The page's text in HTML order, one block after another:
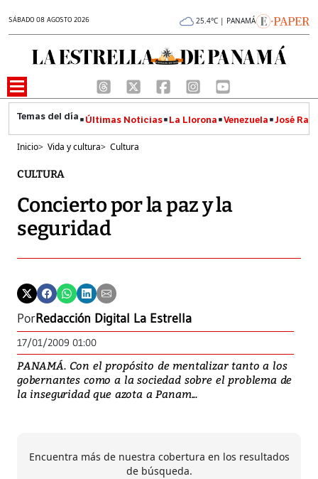
SÁBADO 08 AGOSTO 2026 25.4°C | PANAMÁ
Últimas Noticias La Llorona Venezuela José
Inicio> Vida y cultura> Cultura
CULTURA
Concierto por la paz y la
seguridad
PorRedacción Digital La Estrella
17/01/2009 01:00
PANAMÁ. Con el propósito de mentalizar tanto a los
gobernantes como a la sociedad sobre el problema de
la inseguridad que azota a Panam...
Encuentra más de nuestra cobertura en los resultados
de búsqueda.